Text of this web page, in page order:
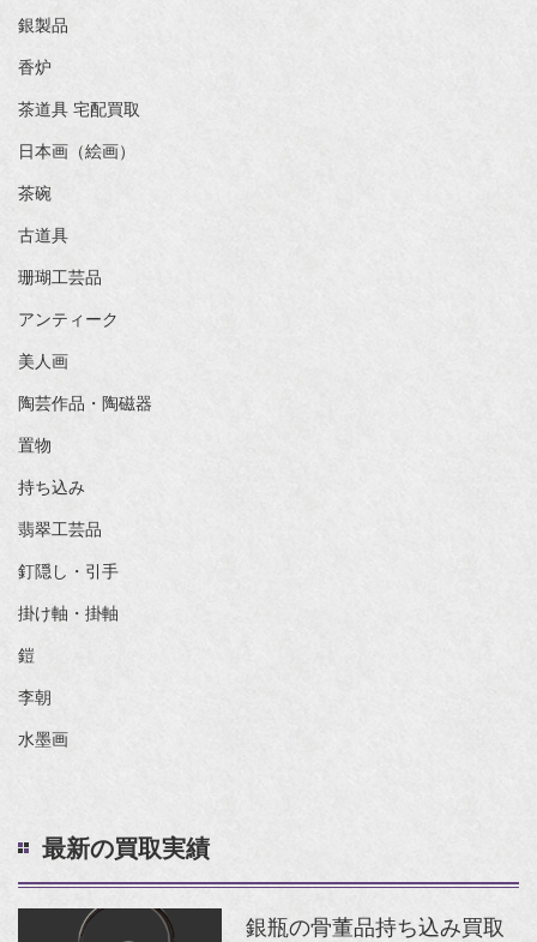
銀製品
香炉
茶道具 宅配買取
日本画（絵画）
茶碗
古道具
珊瑚工芸品
アンティーク
美人画
陶芸作品・陶磁器
置物
持ち込み
翡翠工芸品
釘隠し・引手
掛け軸・掛軸
鎧
李朝
水墨画
最新の買取実績
銀瓶の骨董品持ち込み買取